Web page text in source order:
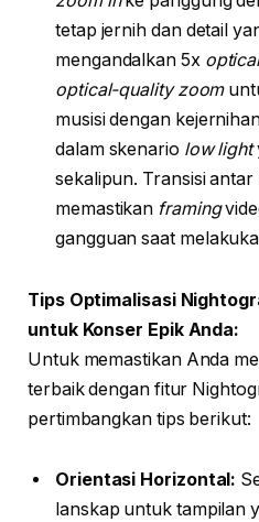
tetap jernih dan detail
mengandalkan 5x
optical-quality zoom
musisi dengan
dalam skenario low light
sekalipun. Transisi
memastikan framing
gangguan saat
Tips Optimalisasi
untuk Konser Epik Anda:
Untuk memastikan Anda
terbaik dengan fitur
pertimbangkan tips berikut:
Orientasi Horizontal:
lanskap untuk tampilan